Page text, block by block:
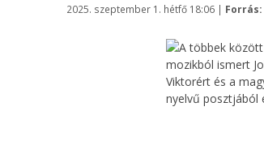
2025. szeptember 1. hétfő 18:06 | Forrás:
A többek
mozikból ismert
Viktorért és a
nyelvű posztjából